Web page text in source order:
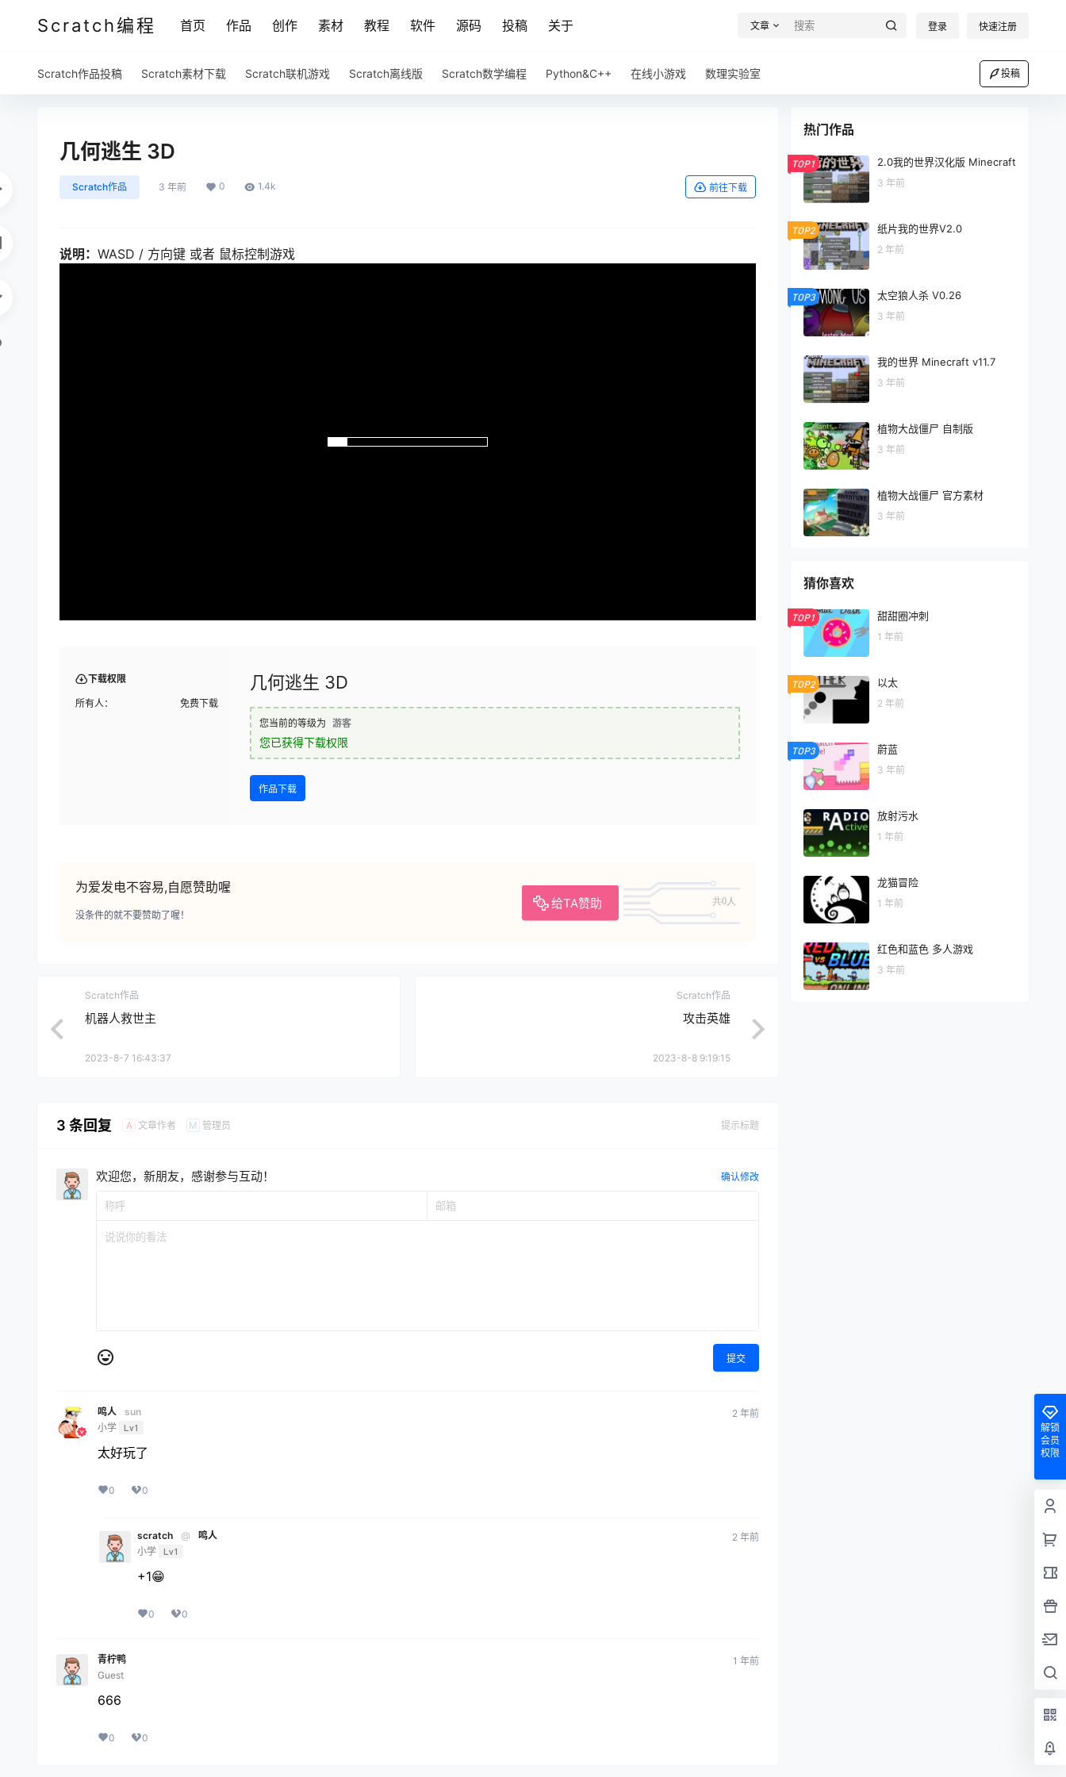
Scratch编程 首页 作品 创作 素材 教程 软件 源码 投稿 关于 文章 登录 快速注册
Scratch作品投稿 Scratch素材下载 Scratch联机游戏 Scratch离线版 Scratch数学编程 Python&C++ 在线小游戏 数理实验室 投稿
几何逃生 3D
Scratch作品 3 年前 0 1.4k 前往下载
说明： WASD / 方向键 或者 鼠标控制游戏
下载权限
所有人： 免费下载
几何逃生 3D
您当前的等级为 游客
您已获得下载权限
作品下载
为爱发电不容易,自愿赞助喔
给TA赞助 共0人
没条件的就不要赞助了喔！
Scratch作品
机器人救世主
2023-8-7 16:43:37
Scratch作品
攻击英雄
2023-8-8 9:19:15
3 条回复 A 文章作者 M 管理员 提示标题
欢迎您，新朋友，感谢参与互动！ 确认修改
提交
鸣人
sun
小学 Lv1
2 年前
太好玩了
0 0
scratch @
鸣人
小学 Lv1
2 年前
+1😁
0 0
青柠鸭
Guest
1 年前
666
0 0
热门作品
TOP1 2.0我的世界汉化版 Minecraft
3 年前
TOP2 纸片我的世界V2.0
2 年前
TOP3 太空狼人杀 V0.26
3 年前
我的世界 Minecraft v11.7
3 年前
植物大战僵尸 自制版
3 年前
植物大战僵尸 官方素材
3 年前
猜你喜欢
TOP1 甜甜圈冲刺
1 年前
TOP2 以太
2 年前
TOP3 蔚蓝
3 年前
放射污水
1 年前
龙猫冒险
1 年前
红色和蓝色 多人游戏
3 年前
解锁
会员
权限